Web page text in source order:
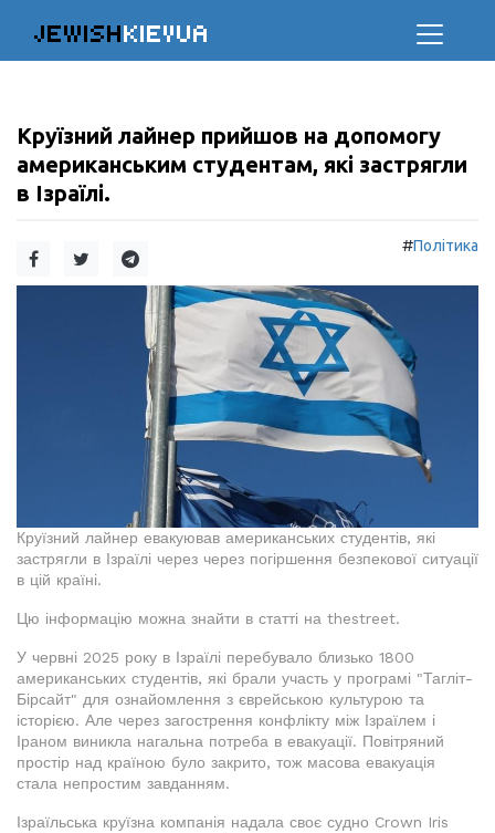
JEWISHKIEVUA
Круїзний лайнер прийшов на допомогу
американським студентам, які застрягли
в Ізраїлі.
#Політика
Круїзний лайнер евакуював американських студентів, які
застрягли в Ізраїлі через через погіршення безпекової ситуації
в цій країні.
Цю інформацію можна знайти в статті на thestreet.
У червні 2025 року в Ізраїлі перебувало близько 1800
американських студентів, які брали участь у програмі "Тагліт-
Бірсайт" для ознайомлення з єврейською культурою та
історією. Але через загострення конфлікту між Ізраїлем і
Іраном виникла нагальна потреба в евакуації. Повітряний
простір над країною було закрито, тож масова евакуація
стала непростим завданням.
Ізраїльська круїзна компанія надала своє судно Crown Iris